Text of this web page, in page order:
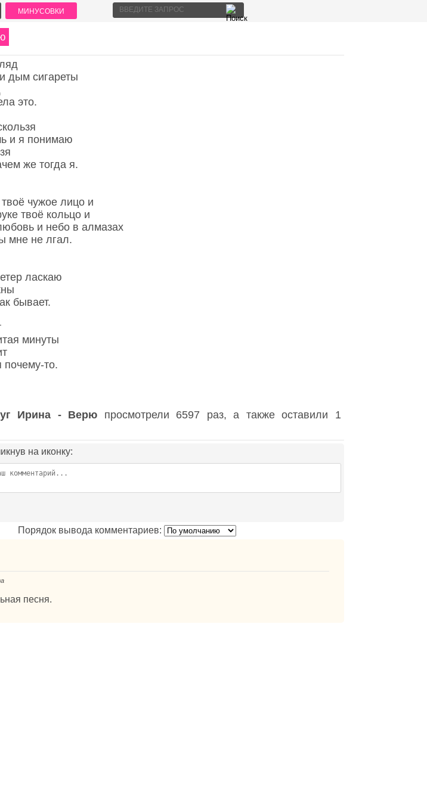
дым сигареты
это.
и я понимаю
же тогда я.
чужое лицо и
твоё кольцо и
и небо в алмазах
мне не лгал.
ласкаю
бывает.
минуты
то.
Ирина - Верю просмотрели 6597 раз, а также оставили 1
на иконку:
Порядок вывода комментариев:
песня.
МИНУСОВКИ